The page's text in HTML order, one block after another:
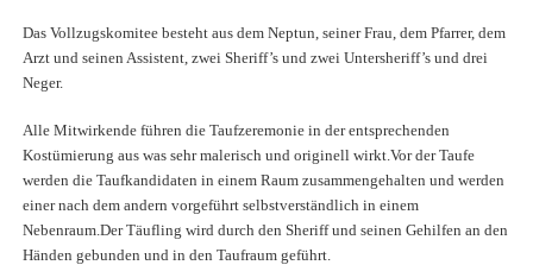
Das Vollzugskomitee besteht aus dem Neptun, seiner Frau, dem Pfarrer, dem
Arzt und seinen Assistent, zwei Sheriff’s und zwei Untersheriff’s und drei
Neger.
Alle Mitwirkende führen die Taufzeremonie in der entsprechenden
Kostümierung aus was sehr malerisch und originell wirkt.Vor der Taufe
werden die Taufkandidaten in einem Raum zusammengehalten und werden
einer nach dem andern vorgeführt selbstverständlich in einem
Nebenraum.Der Täufling wird durch den Sheriff und seinen Gehilfen an den
Händen gebunden und in den Taufraum geführt.